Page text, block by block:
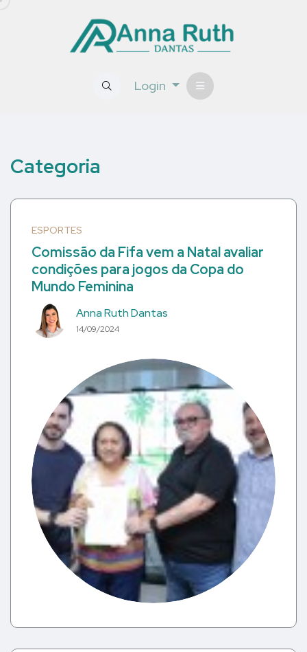
Login
Categoria
ESPORTES
Comissão da Fifa vem a Natal avaliar
condições para jogos da Copa do
Mundo Feminina
Anna Ruth Dantas
14/09/2024